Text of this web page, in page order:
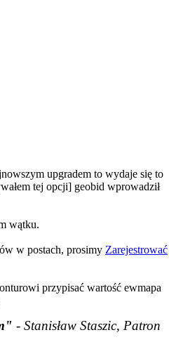
upgradem to wydaje się to
tej opcji] geobid wprowadził
wątku.
w postach, prosimy Zarejestrować
przypisać wartość ewmapa
- Stanisław Staszic, Patron